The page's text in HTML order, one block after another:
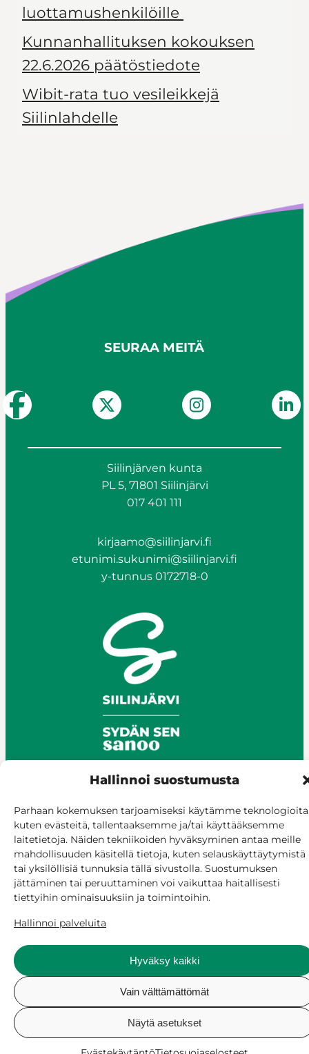
Hallinnoi suostumusta
Parhaan kokemuksen tarjoamiseksi käytämme
kuten evästeitä, tallentaaksemme ja/tai käyttääksemme
laitetietoja. Näiden tekniikoiden hyväksyminen antaa meille
mahdollisuuden käsitellä tietoja, kuten selauskäyttäytymistä
tai yksilöllisiä tunnuksia tällä sivustolla. Suostumuksen
jättäminen tai peruuttaminen voi vaikuttaa haitallisesti
tiettyihin ominaisuuksiin ja toimintoihin.
Hallinnoi palveluita
Hyväksy kaikki
Vain välttämättömät
Näytä asetukset
luottamushenkilöille
Kunnanhallituksen kokouksen
22.6.2026 päätöstiedote
Wibit-rata tuo vesileikkejä
Siilinlahdelle
SEURAA MEITÄ
Siilinjärven kunta
PL 5, 71801 Siilinjärvi
017 401 111
kirjaamo@siilinjarvi.fi
etunimi.sukunimi@siilinjarvi.fi
y-tunnus 0172718-0
© Siilinjärvi 2025
Anna palautetta
Asioi verkossa
Laskutus ja maksaminen
Saavutettavuus
Evästekäytäntö